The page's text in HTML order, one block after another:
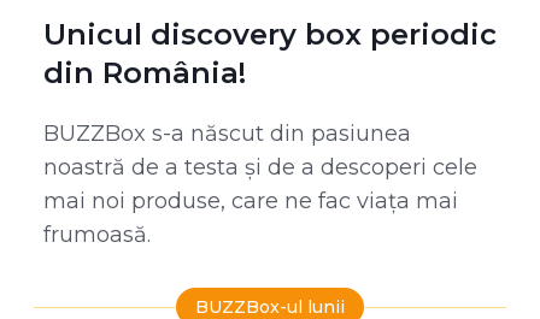
Unicul discovery box periodic
din România!
BUZZBox s-a născut din pasiunea
noastră de a testa și de a descoperi cele
mai noi produse, care ne fac viața mai
frumoasă.
BUZZBox-ul lunii